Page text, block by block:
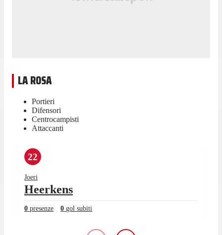
LA ROSA
Portieri
Difensori
Centrocampisti
Attaccanti
22
Joeri
Heerkens
0 presenze 0 gol subiti